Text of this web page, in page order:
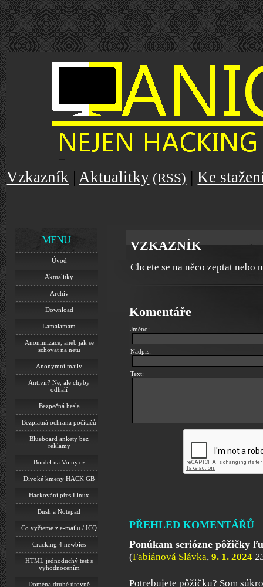
Vzkazník |Aktualitky (RSS) |Ke
MENU
Úvod
Aktualitky
Archiv
Download
Lamalamam
Anonimizace, aneb jak se
schovat na netu
Anonymní maily
Antivir? Ne, ale chyby
odhalí
Bezpečná hesla
Bezplatná ochrana počítačů
Blueboard ankety bez
reklamy
Bordel na Volny.cz
Divoké kmeny HACK GB
Hackování přes Linux
Bush a Notepad
Co vyčteme z e-mailu / ICQ
Cracking 4 newbies
HTML jednoduchý test s
vyhodnocením
Doména druhé úrovně
VZKAZNÍK
Chcete se na něco zeptat nebo
Komentáře
Jméno:
Nadpis:
Text:
PŘEHLED KOMENTÁŘŮ
Ponúkam seriózne pôžičky
(Fabiánová Slávka, 9. 1. 2024
Potrebujete pôžičku? Som